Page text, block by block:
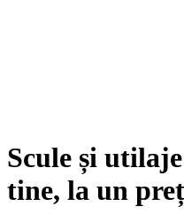
Scule și
tine, la un